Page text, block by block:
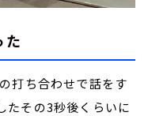
た
打ち合わせで話をす
たその3秒後くらいに